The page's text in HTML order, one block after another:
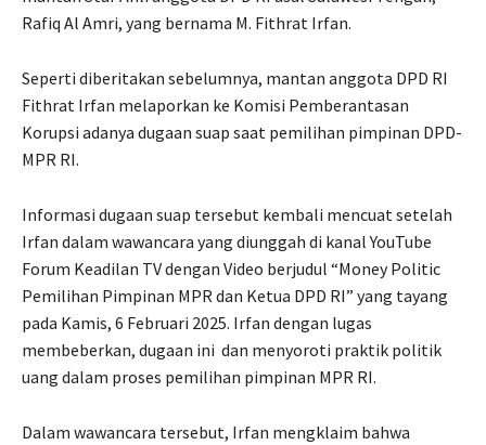
Rafiq Al Amri, yang bernama M. Fithrat Irfan.
Seperti diberitakan sebelumnya, mantan anggota DPD RI
Fithrat Irfan melaporkan ke Komisi Pemberantasan
Korupsi adanya dugaan suap saat pemilihan pimpinan DPD-
MPR RI.
Informasi dugaan suap tersebut kembali mencuat setelah
Irfan dalam wawancara yang diunggah di kanal YouTube
Forum Keadilan TV dengan Video berjudul “Money Politic
Pemilihan Pimpinan MPR dan Ketua DPD RI” yang tayang
pada Kamis, 6 Februari 2025. Irfan dengan lugas
membeberkan, dugaan ini dan menyoroti praktik politik
uang dalam proses pemilihan pimpinan MPR RI.
Dalam wawancara tersebut, Irfan mengklaim bahwa